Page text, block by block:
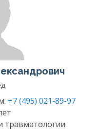
+7 (495) 021-89-97
травматологии